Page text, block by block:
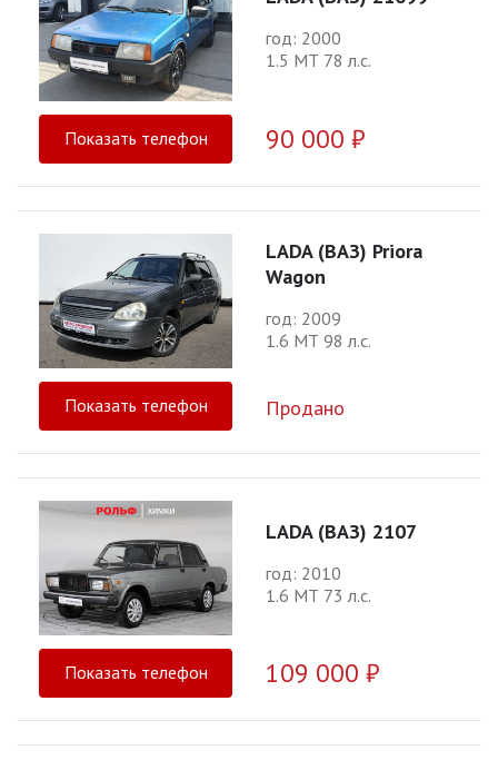
год: 2000
1.5 МТ 78 л.с.
Показать телефон 90 000 ₽
LADA (ВАЗ) Priora
Wagon
год: 2009
1.6 МТ 98 л.с.
Показать телефон Продано
LADA (ВАЗ) 2107
год: 2010
1.6 МТ 73 л.с.
Показать телефон 109 000 ₽